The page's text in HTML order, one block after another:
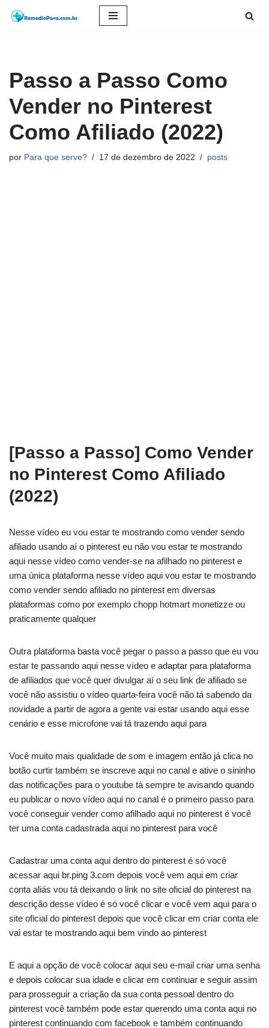
conteúdo
Passo a Passo Como
Vender no Pinterest
Como Afiliado (2022)
por Para que serve? 17 de dezembro de 2022 posts
[Passo a Passo] Como Vender
no Pinterest Como Afiliado
(2022)
Nesse vídeo eu vou estar te mostrando como vender sendo
afiliado usando aí o pinterest eu não vou estar te mostrando
aqui nesse vídeo como vender-se na afilhado no pinterest e
uma única plataforma nesse vídeo aqui vou estar te mostrando
como vender sendo afiliado no pinterest em diversas
plataformas como por exemplo chopp hotmart monetizze ou
praticamente qualquer
Outra plataforma basta você pegar o passo a passo que eu vou
estar te passando aqui nesse vídeo e adaptar para plataforma
de afiliados que você quer divulgar aí o seu link de afiliado se
você não assistiu o vídeo quarta-feira você não tá sabendo da
novidade a partir de agora a gente vai estar usando aqui esse
cenário e esse microfone vai tá trazendo aqui para
Você muito mais qualidade de som e imagem então já clica no
botão curtir também se inscreve aqui no canal e ative o sininho
das notificações para o youtube tá sempre te avisando quando
eu publicar o novo vídeo aqui no canal é o primeiro passo para
você conseguir vender como afilhado aqui no pinterest é você
ter uma conta cadastrada aqui no pinterest para você
Cadastrar uma conta aqui dentro do pinterest é só você
acessar aqui br.ping 3.com depois você vem aqui em criar
conta aliás vou tá deixando o link no site oficial do pinterest na
descrição desse vídeo é só você clicar e você vem aqui para o
site oficial do pinterest depois que você clicar em criar conta ele
vai estar te mostrando aqui bem vindo ao pinterest
E aqui a opção de você colocar aqui seu e-mail criar uma senha
e depois colocar sua idade e clicar em continuar e seguir assim
para prosseguir a criação da sua conta pessoal dentro do
pinterest você também pode estar querendo uma conta aqui no
pinterest continuando com facebook e também continuando